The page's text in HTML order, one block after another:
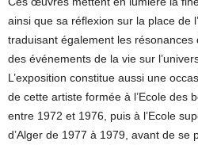
ainsi que sa réflexion sur la place de
traduisant également les
des événements de la vie sur
L’exposition constitue aussi une
de cette artiste formée à l’Ecole des
entre 1972 et 1976, puis à l’Ecole
d’Alger de 1977 à 1979, avant de se